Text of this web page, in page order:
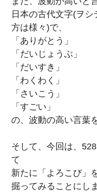
日本の古代文字(ヲ
方は様々)で、
「ありがとう」
「だいじょうぶ」
「だいすき」
「わくわく」
「さいこう」
「すごい」
の、波動の高い言葉
そして、今回は、
て
新たに「よろこび」
掘ってみることにし